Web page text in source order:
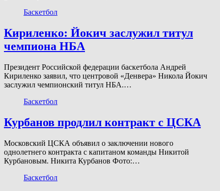
Баскетбол
Кириленко: Йокич заслужил титул
чемпиона НБА
Президент Российской федерации баскетбола Андрей
Кириленко заявил, что центровой «Денвера» Никола Йокич
заслужил чемпионский титул НБА.…
Баскетбол
Курбанов продлил контракт с ЦСКА
Московский ЦСКА объявил о заключении нового
однолетнего контракта с капитаном команды Никитой
Курбановым. Никита Курбанов Фото:…
Баскетбол